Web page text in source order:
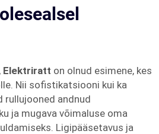
Elektriratt on olnud esimene, kes
Nii sofistikatsiooni kui ka
rullujooned andnud
ja mugava võimaluse oma
Ligipääsetavus ja